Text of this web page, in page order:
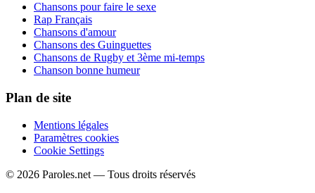
Chansons pour faire le sexe
Rap Français
Chansons d'amour
Chansons des Guinguettes
Chansons de Rugby et 3ème mi-temps
Chanson bonne humeur
Plan de site
Mentions légales
Paramètres cookies
Cookie Settings
© 2026 Paroles.net — Tous droits réservés